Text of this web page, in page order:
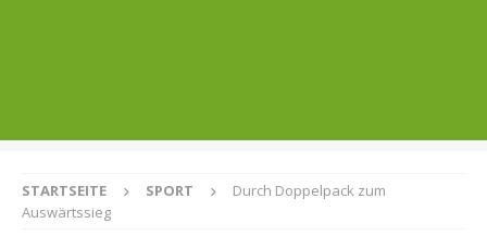
STARTSEITE SPORT
Durch Doppelpack zum
Auswärtssieg